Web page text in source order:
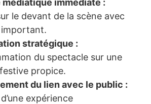
médiatique immédiate :
le devant de la scène avec
stratégique :
du spectacle sur une
propice.
du lien avec le public :
expérience